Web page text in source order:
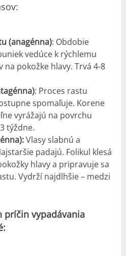
(anagénna): Obdobie
vedúce k rýchlemu
na pokožke hlavy. Trvá 4-8
: Proces rastu
spomaľuje. Korene
vyrážajú na povrchu
týždne.
Vlasy slabnú a
padajú. Folikul klesá
hlavy a pripravuje sa
Vydrží najdlhšie – medzi
príčin vypadávania